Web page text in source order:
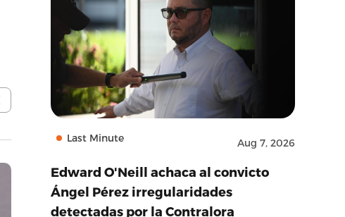
Last Minute Aug 7, 2026
Edward O'Neill achaca al convicto
Ángel Pérez irregularidades
detectadas por la Contralora